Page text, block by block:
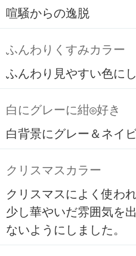
喧騒からの逸脱
ふんわりくすみカラー
ふんわり見やすい色にし
白にグレーに紺◎好き
白背景にグレー＆ネイ
クリスマスカラー
クリスマスによく使わ
少し華やいだ雰囲気を
ないようにしました。